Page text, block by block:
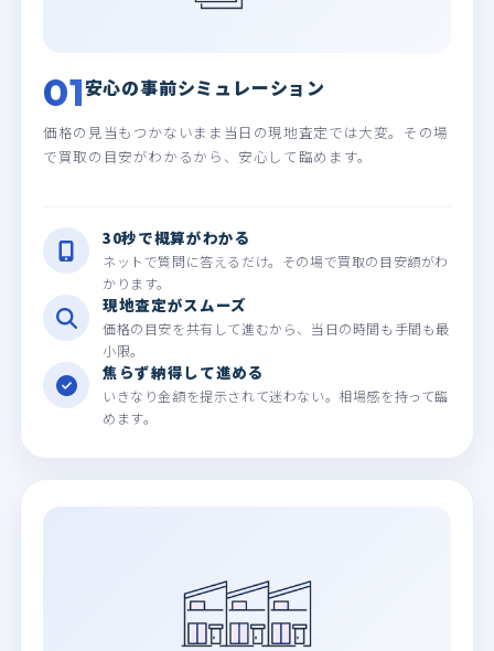
01安心の事前シミュレーション
価格の見当もつかないまま当日の現地査定では大変。その場
で買取の目安がわかるから、安心して臨めます。
30秒で概算がわかる
ネットで質問に答えるだけ。その場で買取の目安額がわ
かります。
現地査定がスムーズ
価格の目安を共有して進むから、当日の時間も手間も最
小限。
焦らず納得して進める
いきなり金額を提示されて迷わない。相場感を持って臨
めます。